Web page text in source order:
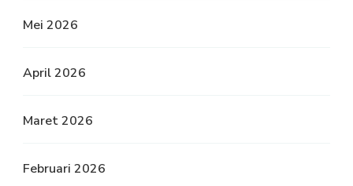
Mei 2026
April 2026
Maret 2026
Februari 2026